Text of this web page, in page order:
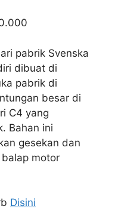
pabrik Svenska
dibuat di
pabrik di
besar di
C4 yang
Bahan ini
gesekan dan
motor
Disini